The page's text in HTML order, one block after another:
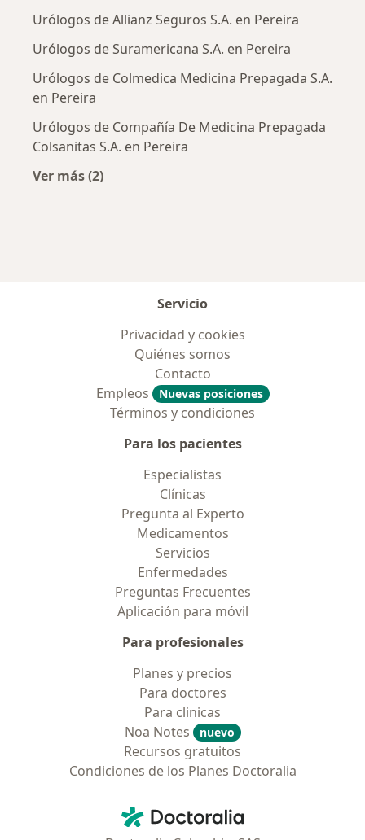
Urólogos de Allianz Seguros S.A. en Pereira
Urólogos de Suramericana S.A. en Pereira
Urólogos de Colmedica Medicina Prepagada S.A.
en Pereira
Urólogos de Compañía De Medicina Prepagada
Colsanitas S.A. en Pereira
Ver más (2)
Servicio
Privacidad y cookies
Quiénes somos
Contacto
Empleos
Nuevas posiciones
Términos y condiciones
Para los pacientes
Especialistas
Clínicas
Pregunta al Experto
Medicamentos
Servicios
Enfermedades
Preguntas Frecuentes
Aplicación para móvil
Para profesionales
Planes y precios
Para doctores
Para clinicas
Noa Notes
nuevo
Recursos gratuitos
Condiciones de los Planes Doctoralia
Doctoralia - Página de inicio